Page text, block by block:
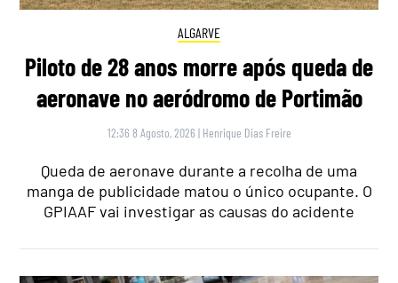
ALGARVE
Piloto de 28 anos morre após queda de
aeronave no aeródromo de Portimão
12:36 8 Agosto, 2026 | Henrique Dias Freire
Queda de aeronave durante a recolha de uma
manga de publicidade matou o único ocupante. O
GPIAAF vai investigar as causas do acidente